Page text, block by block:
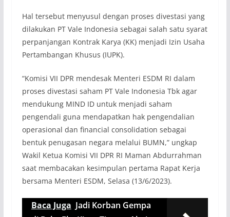
Hal tersebut menyusul dengan proses divestasi yang
dilakukan PT Vale Indonesia sebagai salah satu syarat
perpanjangan Kontrak Karya (KK) menjadi Izin Usaha
Pertambangan Khusus (IUPK).
“Komisi VII DPR mendesak Menteri ESDM RI dalam
proses divestasi saham PT Vale Indonesia Tbk agar
mendukung MIND ID untuk menjadi saham
pengendali guna mendapatkan hak pengendalian
operasional dan financial consolidation sebagai
bentuk penugasan negara melalui BUMN,” ungkap
Wakil Ketua Komisi VII DPR RI Maman Abdurrahman
saat membacakan kesimpulan pertama Rapat Kerja
bersama Menteri ESDM, Selasa (13/6/2023).
Baca Juga Jadi Korban Gempa